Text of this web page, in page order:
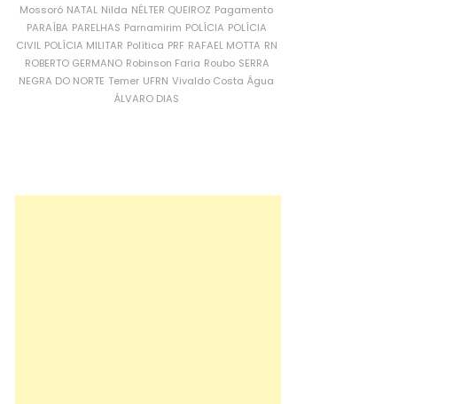
Mossoró NATAL Nilda NÉLTER QUEIROZ Pagamento
PARAÍBA PARELHAS Parnamirim POLÍCIA POLÍCIA
CIVIL POLÍCIA MILITAR Política PRF RAFAEL MOTTA RN
ROBERTO GERMANO Robinson Faria Roubo SERRA
NEGRA DO NORTE Temer UFRN Vivaldo Costa Água
ÁLVARO DIAS